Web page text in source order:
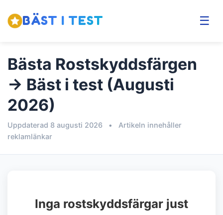
BÄST I TEST ☰
Bästa Rostskyddsfärgen
→ Bäst i test (Augusti
2026)
Uppdaterad 8 augusti 2026 •
Artikeln innehåller
reklamlänkar
Inga rostskyddsfärgar just